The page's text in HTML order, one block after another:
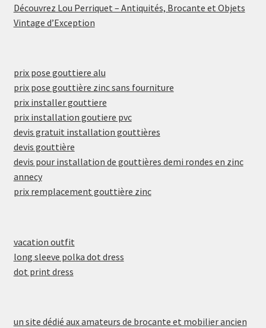
Découvrez Lou Perriquet – Antiquités, Brocante et Objets
Vintage d’Exception
prix pose gouttiere alu
prix pose gouttière zinc sans fourniture
prix installer gouttiere
prix installation goutiere pvc
devis gratuit installation gouttières
devis gouttière
devis pour installation de gouttières demi rondes en zinc
annecy
prix remplacement gouttière zinc
vacation outfit
long sleeve polka dot dress
dot print dress
un site dédié aux amateurs de brocante et mobilier ancien